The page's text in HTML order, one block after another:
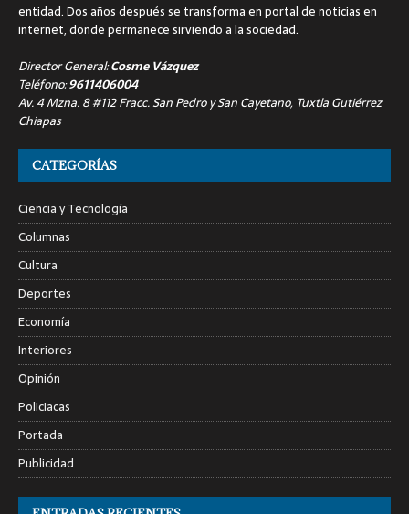
entidad. Dos años después se transforma en portal de noticias en
internet, donde permanece sirviendo a la sociedad.
Director General:Cosme Vázquez
Teléfono:9611406004
Av. 4 Mzna. 8 #112 Fracc. San Pedro y San Cayetano, Tuxtla Gutiérrez
Chiapas
CATEGORÍAS
Ciencia y Tecnología
Columnas
Cultura
Deportes
Economía
Interiores
Opinión
Policiacas
Portada
Publicidad